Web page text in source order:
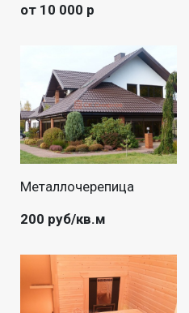
от 10 000 р
Металлочерепица
200 руб/кв.м